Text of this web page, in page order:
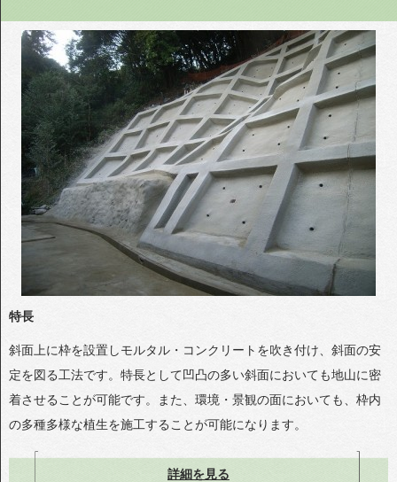
特長
斜面上に枠を設置しモルタル・コンクリートを吹き付け、斜面の安
定を図る工法です。特長として凹凸の多い斜面においても地山に密
着させることが可能です。また、環境・景観の面においても、枠内
の多種多様な植生を施工することが可能になります。
詳細を見る